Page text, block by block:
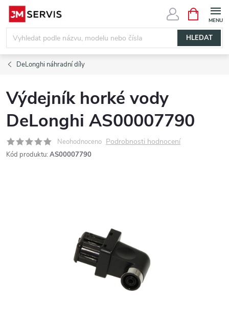
Přejít
obsah
HLEDAT
NÁKUPNÍ
KOŠÍK
DeLonghi náhradní díly
Výdejník horké vody
DeLonghi AS00007790
Neohodnoceno Podrobnosti hodnocení
Kód produktu: AS00007790